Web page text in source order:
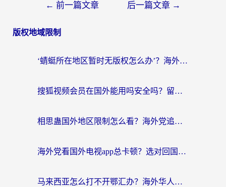
← 前一篇文章 后一篇文章 →
版权地域限制
‘蜻蜓所在地区暂时无版权怎么办’？海外党看国内内容、办国内事的实用指南
搜狐视频会员在国外能用吗安全吗？留学生亲测有效的回国观影解决方案
相思蛊国外地区限制怎么看？海外党追剧听歌的终极解决方案
海外党看国外电视app总卡顿？选对回国加速器，追剧购物两不误
马来西亚怎么打不开鄂汇办？海外华人必备的回国加速指南，解决追剧、办事、阅读难题